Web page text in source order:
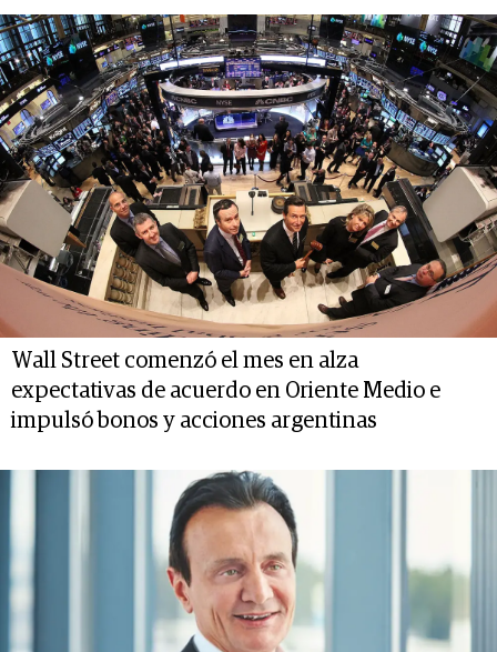
Wall Street comenzó el mes en alza
expectativas de acuerdo en Oriente Medio e
impulsó bonos y acciones argentinas